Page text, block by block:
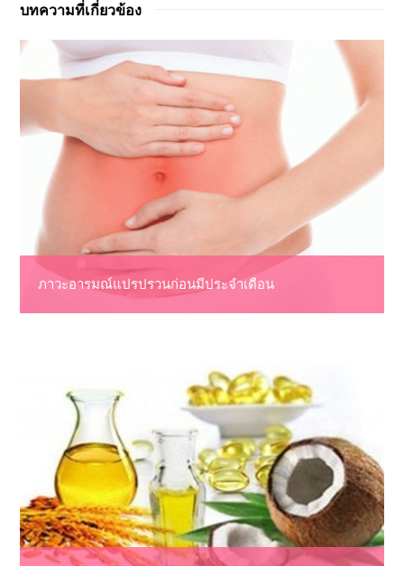
บทความที่เกี่ยวข้อง
ภาวะอารมณ์แปรปรวนก่อนมีประจำเดือน